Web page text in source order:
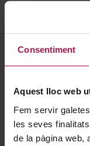
Consentiment
Aquest lloc web
Fem servir
les seves
de la pàgina web,
carn, aquest vi
amb receptes
aquelles que
estructura i